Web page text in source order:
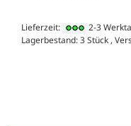
Lieferzeit: 2-3
Lagerbestand: 3 Stück ,